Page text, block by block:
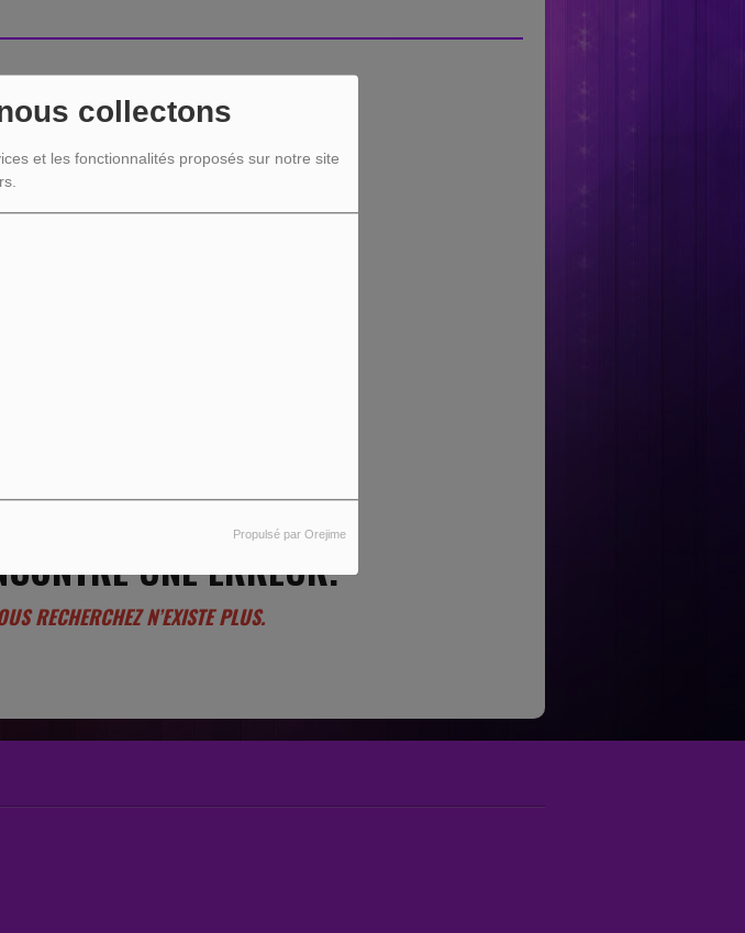
collectons
et les fonctionnalités proposés sur notre site
Propulsé par Orejime
UNE ERREUR.
RECHERCHEZ N’EXISTE PLUS.